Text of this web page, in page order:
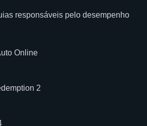
responsáveis pelo desempenho
Online
2